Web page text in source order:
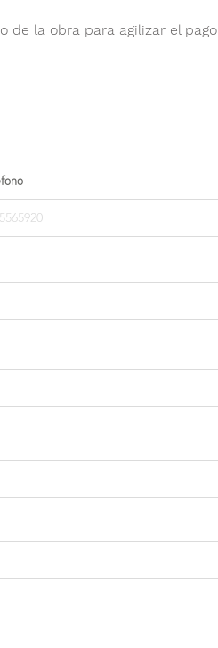
de la obra para agilizar el pago